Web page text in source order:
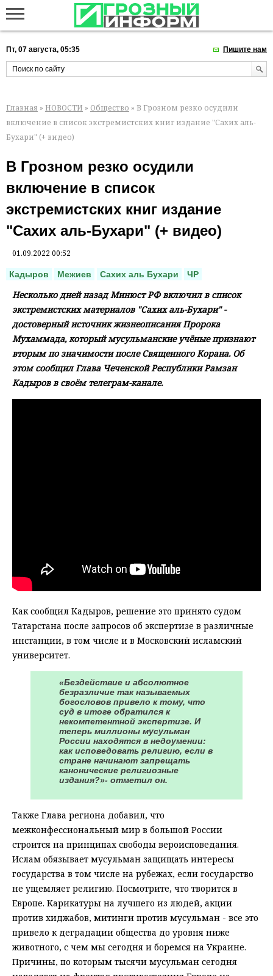
Пт, 07 августа, 05:35 Пишите нам
Главная » НОВОСТИ » Общество » В Грозном резко осудили
включение в список экстремистских книг издание "Сахих аль-
Бухари" (+ видео)
В Грозном резко осудили
включение в список
экстремистских книг издание
"Сахих аль-Бухари" (+ видео)
01.09.2022 00:52
Кадыров Межиев Сахих аль Бухари ЧР
Несколько дней назад Минюст РФ включил в список
экстремистских материалов "Сахих аль-Бухари" -
достоверный источник жизнеописания Пророка
Мухаммада, который мусульманские учёные признают
вторым по значимости после Священного Корана. Об
этом сообщил Глава Чеченской Республики Рамзан
Кадыров в своём телеграм-канале.
Как сообщил Кадыров, решение это принято судом
Татарстана после запросов об экспертизе в различные
инстанции, в том числе и в Московский исламский
университет.
«Бездействие и абсолютное
безразличие так называемых
богословов привело к тому, что
суд в итоге обратился к
некомпетентной экспертизе. И
теперь миллионы мусульман
России находятся в недоумении:
как исповедовать религию, если в
стране начинают запрещать
канонические религиозные
издания?»- отметил он.
Также Глава региона добавил, что
межконфессиональный мир в большой России
строится на принципах свободы вероисповедания.
Ислам обязывает мусульман защищать интересы
государства в том числе на рубежах, если государство
не ущемляет религию. Посмотрите, что творится в
Европе. Карикатуры на лучшего из людей, акции
против хиджабов, митинги против мусульман - все это
привело к деградации общества до уровня ниже
животного, с чем мы сегодня и боремся на Украине.
Причины, по которым тысячи мусульман сегодня